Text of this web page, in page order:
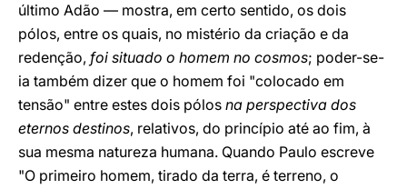
último Adão — mostra, em certo sentido, os dois
pólos, entre os quais, no mistério da criação e da
redenção, foi situado o homem no cosmos; poder-se-
ia também dizer que o homem foi "colocado em
tensão" entre estes dois pólos na perspectiva dos
eternos destinos, relativos, do princípio até ao fim, à
sua mesma natureza humana. Quando Paulo escreve
"O primeiro homem, tirado da terra, é terreno, o